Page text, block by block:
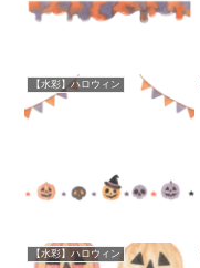
【水彩】ハロウィン
【水彩】ハロウィン